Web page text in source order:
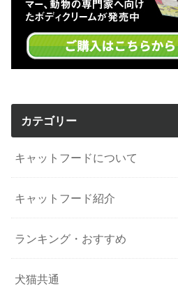
カテゴリー
キャットフードについて
キャットフード紹介
ランキング・おすすめ
犬猫共通